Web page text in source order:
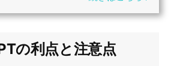
の利点と注意点